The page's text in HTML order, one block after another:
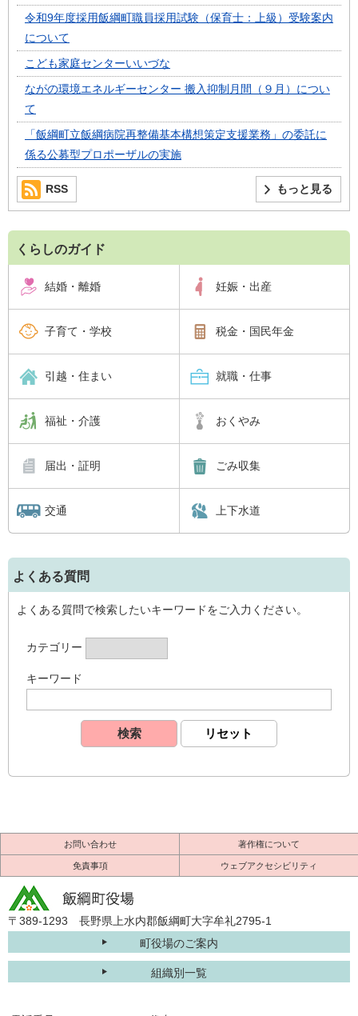
令和9年度採用飯綱町職員採用試験（保育士：上級）受験案内
について
こども家庭センターいいづな
ながの環境エネルギーセンター 搬入抑制月間（９月）につい
て
「飯綱町立飯綱病院再整備基本構想策定支援業務」の委託に
係る公募型プロポーザルの実施
もっと見る
RSS
くらしのガイド
結婚・離婚 妊娠・出産
子育て・学校 税金・国民年金
引越・住まい 就職・仕事
福祉・介護 おくやみ
届出・証明 ごみ収集
交通 上下水道
よくある質問
よくある質問で検索したいキーワードをご入力ください。
カテゴリー
キーワード
お問い合わせ 著作権について
免責事項 ウェブアクセシビリティ
〒389-1293 長野県上水内郡飯綱町大字牟礼2795-1
町役場のご案内
組織別一覧